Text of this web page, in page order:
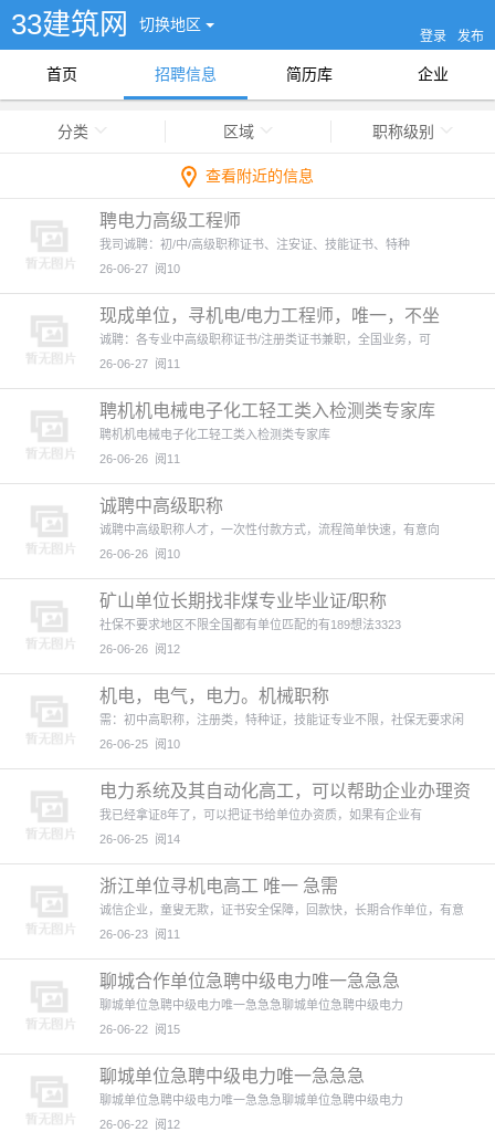
33建筑网 切换地区
登录 发布
首页 招聘信息 简历库 企业
分类 区域 职称级别
查看附近的信息
聘电力高级工程师
我司诚聘：初/中/高级职称证书、注安证、技能证书、特种
26-06-27 阅10
现成单位，寻机电/电力工程师，唯一，不坐
班，见证全款
诚聘：各专业中高级职称证书/注册类证书兼职，全国业务，可
26-06-27 阅11
聘机机电械电子化工轻工类入检测类专家库
聘机机电械电子化工轻工类入检测类专家库
26-06-26 阅11
诚聘中高级职称
诚聘中高级职称人才，一次性付款方式，流程简单快速，有意向
26-06-26 阅10
矿山单位长期找非煤专业毕业证/职称
社保不要求地区不限全国都有单位匹配的有189想法3323
26-06-26 阅12
机电，电气，电力。机械职称
需：初中高职称，注册类，特种证，技能证专业不限，社保无要求闲
26-06-25 阅10
电力系统及其自动化高工，可以帮助企业办理资
质
我已经拿证8年了，可以把证书给单位办资质，如果有企业有
26-06-25 阅14
浙江单位寻机电高工 唯一 急需
诚信企业，童叟无欺，证书安全保障，回款快，长期合作单位，有意
26-06-23 阅11
聊城合作单位急聘中级电力唯一急急急
聊城单位急聘中级电力唯一急急急聊城单位急聘中级电力
26-06-22 阅15
聊城单位急聘中级电力唯一急急急
聊城单位急聘中级电力唯一急急急聊城单位急聘中级电力
26-06-22 阅12